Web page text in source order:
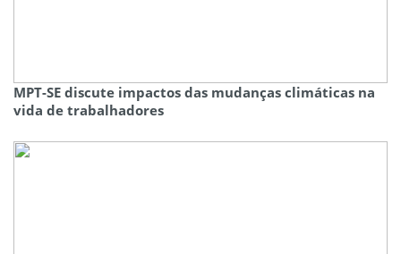
MPT-SE discute impactos das mudanças climáticas na
vida de trabalhadores